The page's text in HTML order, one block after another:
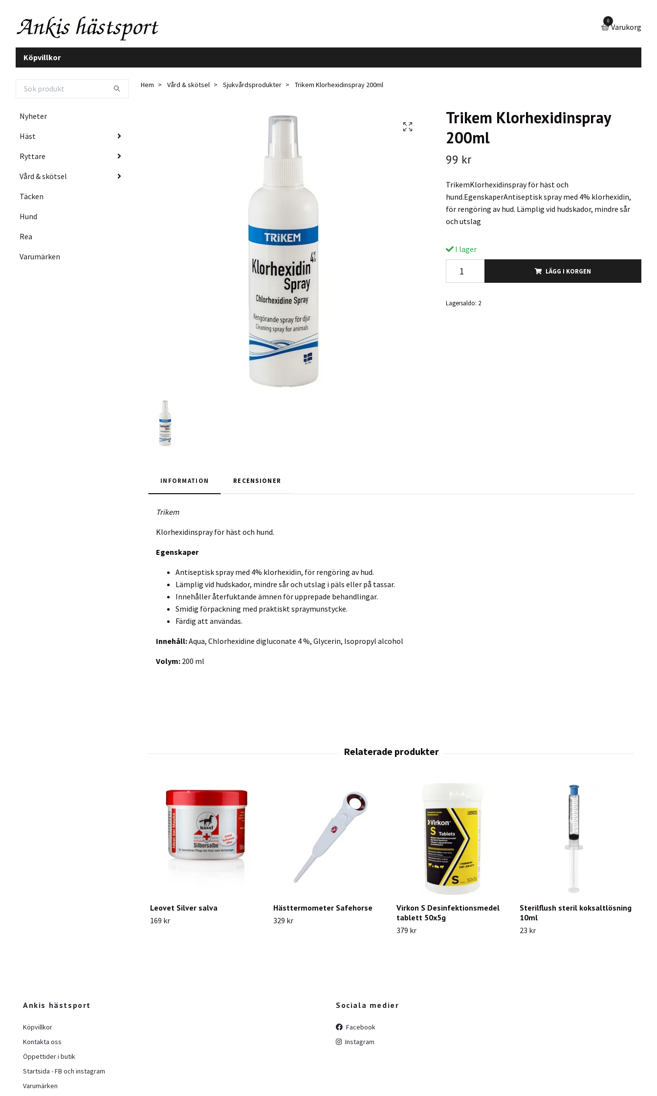
0
Varukorg
Köpvillkor
Nyheter
Häst
Ryttare
Vård & skötsel
Täcken
Hund
Rea
Varumärken
Hem Vård & skötsel Sjukvårdsprodukter Trikem Klorhexidinspray 200ml
Trikem Klorhexidinspray
200ml
99 kr
TrikemKlorhexidinspray för häst och
hund.EgenskaperAntiseptisk spray med 4% klorhexidin,
för rengöring av hud. Lämplig vid hudskador, mindre sår
och utslag
I lager
LÄGG I KORGEN
Lagersaldo: 2
INFORMATION RECENSIONER
Trikem
Klorhexidinspray för häst och hund.
Egenskaper
Antiseptisk spray med 4% klorhexidin, för rengöring av hud.
Lämplig vid hudskador, mindre sår och utslag i päls eller på tassar.
Innehåller återfuktande ämnen för upprepade behandlingar.
Smidig förpackning med praktiskt spraymunstycke.
Färdig att användas.
Innehåll:Aqua, Chlorhexidine digluconate 4 %, Glycerin, Isopropyl alcohol
Volym: 200 ml
Leovet Silver salva
169 kr
Hästtermometer Safehorse
329 kr
Virkon S Desinfektionsmedel
tablett 50x5g
379 kr
Sterilflush steril koksaltlösning
10ml
23 kr
Ankis hästsport
Köpvillkor
Kontakta oss
Öppettider i butik
Startsida - FB och instagram
Varumärken
Sociala medier
Facebook
Instagram